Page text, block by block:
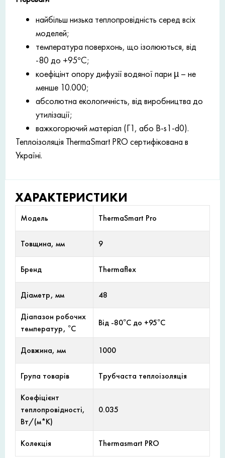
найбільш низька теплопровідність серед всіх
моделей;
температура поверхонь, що ізолюються, від
-80 до +95°С;
коефіцінт опору дифузії водяної пари µ – не
менше 10.000;
абсолютна екологичність, від виробництва до
утилізації;
важкогорючий матеріал (Г1, або B-s1-d0).
Теплоізоляція ThermaSmart PRO сертифікована в
Україні.
ХАРАКТЕРИСТИКИ
Модель ThermaSmart Pro
Товщина, мм 9
Бренд Thermaflex
Діаметр, мм 48
Діапазон робочих
температур, °С
Від -80°С до +95°С
Довжина, мм 1000
Група товарів Трубчаста теплоізоляція
Коефіцієнт
теплопровідності,
Вт/(м*К)
0.035
Колекція Thermasmart PRO